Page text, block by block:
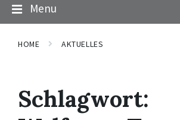
Menu
HOME AKTUELLES
Schlagwort: